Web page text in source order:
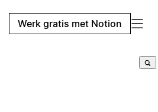
Werk gratis met Notion